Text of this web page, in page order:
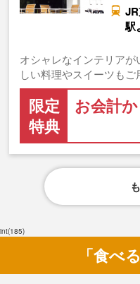
駅
オシャレなインテリア
しい料理やスイーツも
限定
特典
お会計
int(185)
「食べ